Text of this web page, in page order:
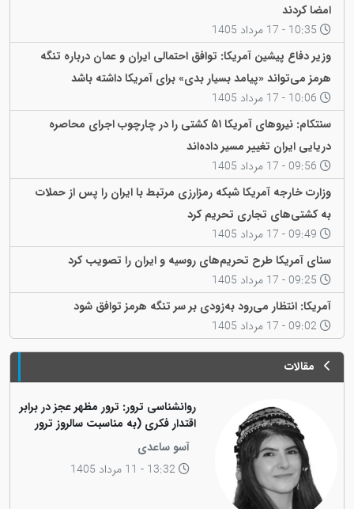
امضا کردند
وزیر دفاع پیشین آمریکا: توافق احتمالی ایران و عمان درباره تنگه
هرمز می‌تواند «پیامد بسیار بدی» برای آمریکا داشته باشد
سنتکام: نیروهای آمریکا ۵۱ کشتی را در چارچوب اجرای محاصره
دریایی ایران تغییر مسیر داده‌اند
وزارت خارجه آمریکا شبکه رمزارزی مرتبط با ایران را پس از حملات
به کشتی‌های تجاری تحریم کرد
سنای آمریکا طرح تحریم‌های روسیه و ایران را تصویب کرد
آمریکا: انتظار می‌رود به‌زودی بر سر تنگه هرمز توافق شود
مقالات
روانشناسی ترور: ترور مظهر عجز در برابر
اقتدار فکری (به مناسبت سالروز ترور
فیزیکی رهبر کاریزماتیک ملت کورد،
دکتر عبدالرحمان قاسملو)
آسو ساعدی
13:32 - 11 مرداد 1405